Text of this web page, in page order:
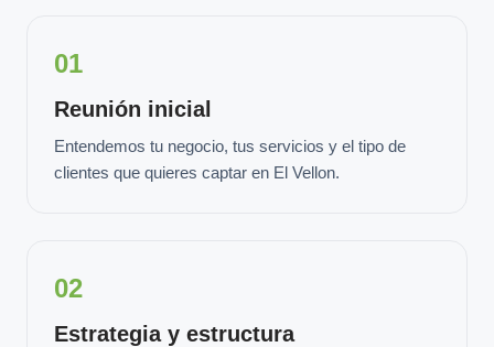
01
Reunión inicial
Entendemos tu negocio, tus servicios y el tipo de
clientes que quieres captar en El Vellon.
02
Estrategia y estructura